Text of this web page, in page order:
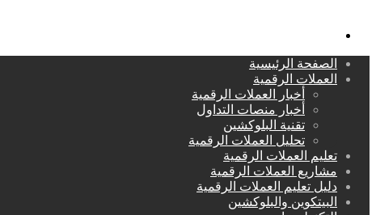
الصفحة الرئيسية
العملات الرقمية
أخبار العملات الرقمية
أخبار منصات التداول
تقنية البلوكشين
تحليل العملات الرقمية
تعليم العملات الرقمية
مشاريع العملات الرقمية
دليل تعليم العملات الرقمية
البيتكوين والبلوكشين